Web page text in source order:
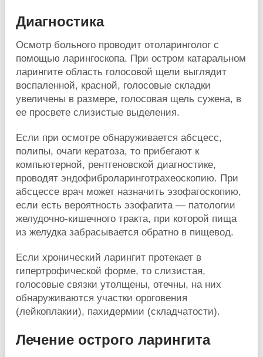
Диагностика
Осмотр больного проводит отоларинголог с
помощью ларингоскопа. При остром катаральном
ларингите область голосовой щели выглядит
воспаленной, красной, голосовые складки
увеличены в размере, голосовая щель сужена, в
ее просвете слизистые выделения.
Если при осмотре обнаруживается абсцесс,
полипы, очаги кератоза, то прибегают к
компьютерной, рентгеновской диагностике,
проводят эндофиброларинготрахеоскопию. При
абсцессе врач может назначить эзофагоскопию,
если есть вероятность эзофагита — патологии
желудочно-кишечного тракта, при которой пища
из желудка забрасывается обратно в пищевод.
Если хронический ларингит протекает в
гипертрофической форме, то слизистая,
голосовые связки утолщены, отечны, на них
обнаруживаются участки ороговения
(лейкоплакии), пахидермии (складчатости).
Лечение острого ларингита